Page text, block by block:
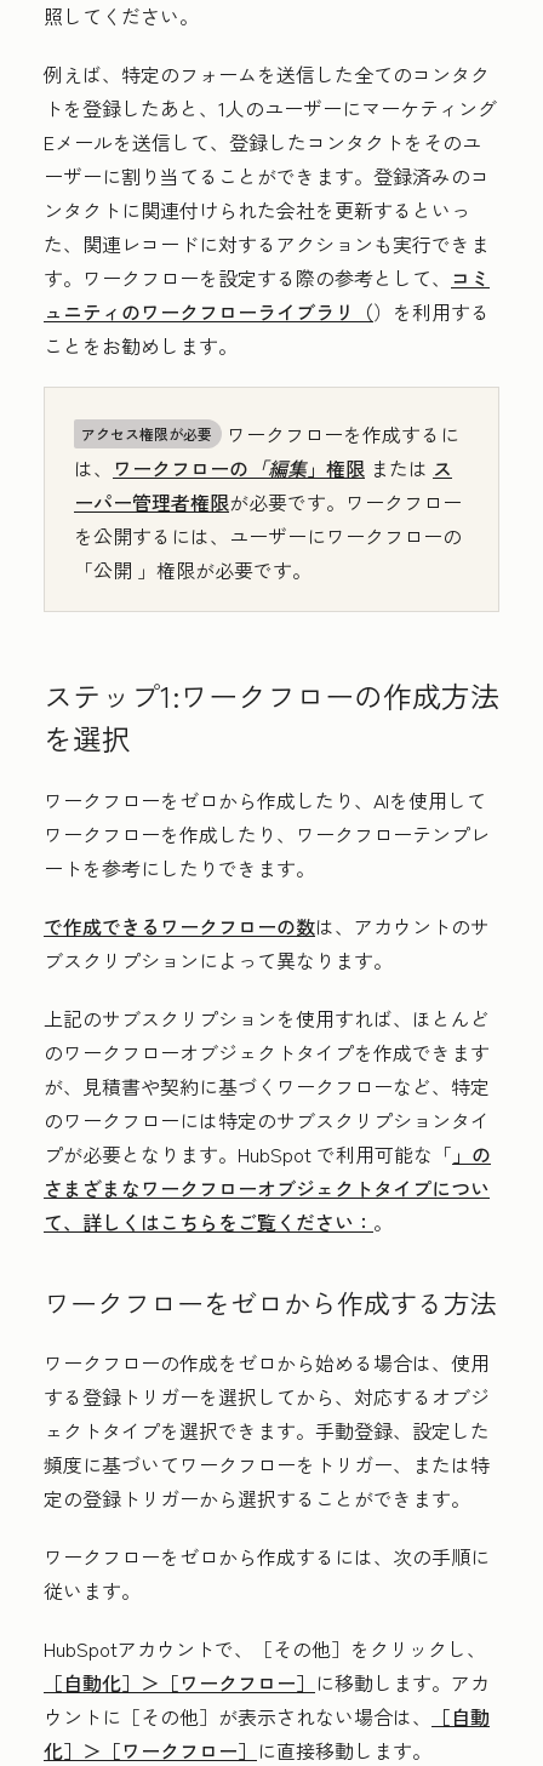
照してください。
例えば、特定のフォームを送信した全てのコンタク
トを登録したあと、1人のユーザーにマーケティング
Eメールを送信して、登録したコンタクトをそのユ
ーザーに割り当てることができます。登録済みのコ
ンタクトに関連付けられた会社を更新するといっ
た、関連レコードに対するアクションも実行できま
す。ワークフローを設定する際の参考として、 コミ
ュニティのワークフローライブラリ（）を利用する
ことをお勧めします。
アクセス権限が必要
ワークフローを作成するに
は、 ワークフローの 「編集」権限 または ス
ーパー管理者権限が必要です。ワークフロー
を公開するには、ユーザーにワークフローの
「公開 」権限が必要です。
ステップ1:ワークフローの作成方法
を選択
ワークフローをゼロから作成したり、AIを使用して
ワークフローを作成したり、ワークフローテンプレ
ートを参考にしたりできます。
で作成できるワークフローの数は、アカウントのサ
ブスクリプションによって異なります。
上記のサブスクリプションを使用すれば、ほとんど
のワークフローオブジェクトタイプを作成できます
が、見積書や契約に基づくワークフローなど、特定
のワークフローには特定のサブスクリプションタイ
プが必要となります。HubSpot で利用可能な「 」の
さまざまなワークフローオブジェクトタイプについ
て、詳しくはこちらをご覧ください： 。
ワークフローをゼロから作成する方法
ワークフローの作成をゼロから始める場合は、使用
する登録トリガーを選択してから、対応するオブジ
ェクトタイプを選択できます。手動登録、設定した
頻度に基づいてワークフローをトリガー、または特
定の登録トリガーから選択することができます。
ワークフローをゼロから作成するには、次の手順に
従います。
HubSpotアカウントで、
［その他］をクリックし、
［自動化］＞ ［ワークフロー］ に移動します。アカ
ウントに ［その他］が表示されない場合は、
［自動
化］＞ ［ワークフロー］ に直接移動します。